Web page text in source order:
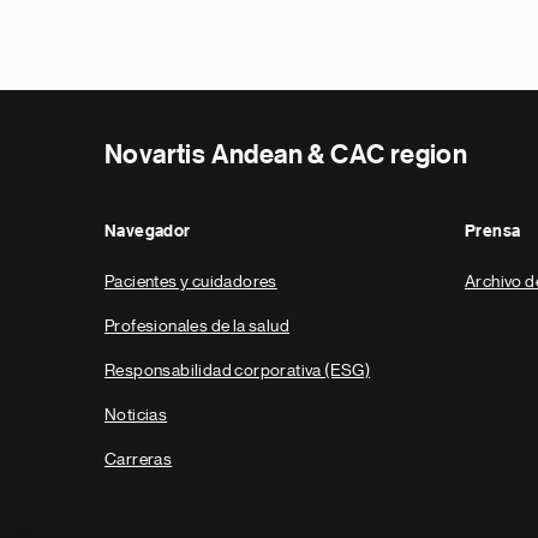
Novartis Andean & CAC region
Navegador
Pacientes y cuidadores
Profesionales de la salud
Responsabilidad corporativa (ESG)
Noticias
Carreras
Prensa
Archivo